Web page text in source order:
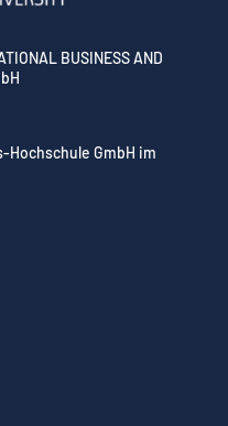
BUSINESS AND
GmbH im